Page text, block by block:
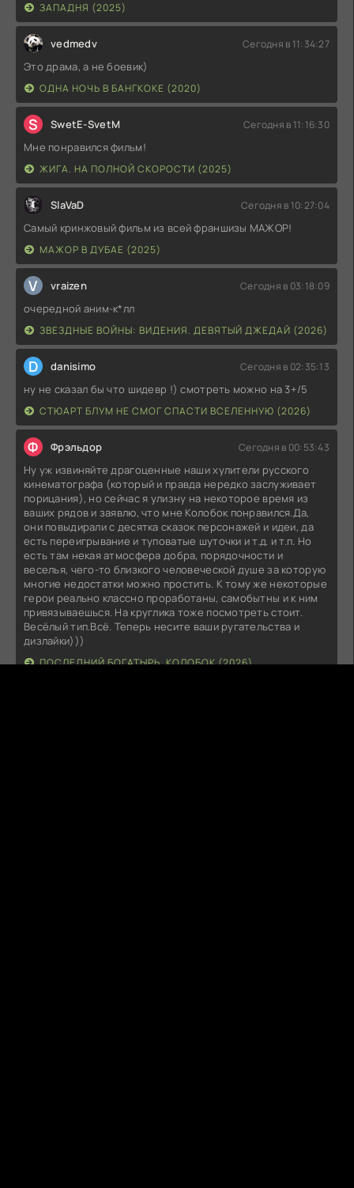
ЗАПАДНЯ (2025)
vedmedv Сегодня в 11:34:27
Это драма, а не боевик)
ОДНА НОЧЬ В БАНГКОКЕ (2020)
S SwetE-SvetM Сегодня в 11:16:30
Мне понравился фильм!
ЖИГА. НА ПОЛНОЙ СКОРОСТИ (2025)
SlaVaD Сегодня в 10:27:04
Самый кринжовый фильм из всей франшизы МАЖОР!
МАЖОР В ДУБАЕ (2025)
V vraizen Сегодня в 03:18:09
очередной аним-к*лл
ЗВЕЗДНЫЕ ВОЙНЫ: ВИДЕНИЯ. ДЕВЯТЫЙ ДЖЕДАЙ (2026)
D danisimo Сегодня в 02:35:13
ну не сказал бы что шидевр !) смотреть можно на 3+/5
СТЮАРТ БЛУМ НЕ СМОГ СПАСТИ ВСЕЛЕННУЮ (2026)
Ф Фрэльдор Сегодня в 00:53:43
Ну уж извиняйте драгоценные наши хулители русского
кинематографа (который и правда нередко заслуживает
порицания), но сейчас я улизну на некоторое время из
ваших рядов и заявлю, что мне Колобок понравился.Да,
они повыдирали с десятка сказок персонажей и идеи, да
есть переигрывание и туповатые шуточки и т.д. и т.п. Но
есть там некая атмосфера добра, порядочности и
веселья, чего-то близкого человеческой душе за которую
многие недостатки можно простить. К тому же некоторые
герои реально классно проработаны, самобытны и к ним
привязываешься. На круглика тоже посмотреть стоит.
Весёлый тип.Всё. Теперь несите ваши ругательства и
дизлайки)))
ПОСЛЕДНИЙ БОГАТЫРЬ. КОЛОБОК (2026)